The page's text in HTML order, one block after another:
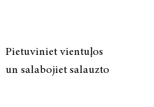
Pietuviniet vientuļos
un salabojiet salauzto